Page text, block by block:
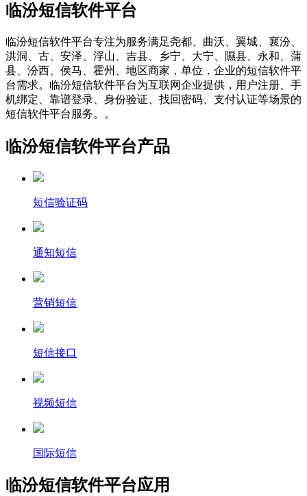
临汾短信软件平台
临汾短信软件平台专注为服务满足尧都、曲沃、翼城、襄汾、
洪洞、古、安泽、浮山、吉县、乡宁、大宁、隰县、永和、蒲
县、汾西、侯马、霍州、地区商家，单位，企业的短信软件平
台需求。临汾短信软件平台为互联网企业提供，用户注册、手
机绑定、靠谱登录、身份验证、找回密码、支付认证等场景的
短信软件平台服务。。
临汾短信软件平台产品
短信验证码
通知短信
营销短信
短信接口
视频短信
国际短信
临汾短信软件平台应用